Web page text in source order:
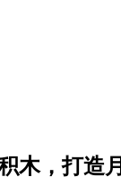
木，打造